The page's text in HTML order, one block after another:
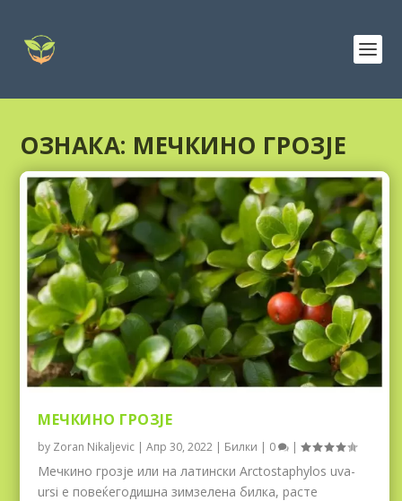
ОЗНАКА: МЕЧКИНО ГРОЗЈЕ
МЕЧКИНО ГРОЗЈЕ
by Zoran Nikaljevic |Апр 30, 2022 | Билки | 0 |
Мечкино грозје или на латински Arctostaphylos uva-
ursi е повеќегодишна зимзелена билка, расте